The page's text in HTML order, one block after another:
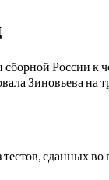
России
Зиновьева на
сданных